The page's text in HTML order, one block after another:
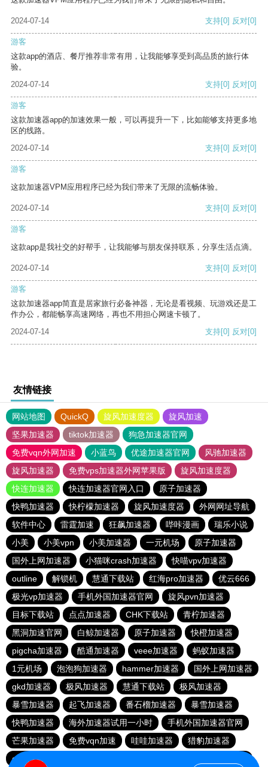
2024-07-14 支持[0] 反对[0]
游客
这款app的酒店、餐厅推荐非常有用，让我能够享受到高品质的旅行体
验。
2024-07-14
支持[0] 反对[0]
游客
这款加速器app的加速效果一般，可以再提升一下，比如能够支持更多地
区的线路。
2024-07-14
支持[0] 反对[0]
游客
这款加速器VPM应用程序已经为我们带来了无限的流畅体验。
2024-07-14 支持[0] 反对[0]
游客
这款app是我社交的好帮手，让我能够与朋友保持联系，分享生活点滴。
2024-07-14 支持[0] 反对[0]
游客
这款加速器app简直是居家旅行必备神器，无论是看视频、玩游戏还是工
作办公，都能畅享高速网络，再也不用担心网速卡顿了。
2024-07-14
支持[0] 反对[0]
友情链接
网站地图 QuickQ 旋风加速度器
旋风加速
坚果加速器
tiktok加速器
狗急加速器官网
免费vqn外网加速
小蓝鸟 优途加速器官网
风驰加速器
旋风加速器
免费vps加速器外网苹果版
旋风加速度器
快连加速器
快连加速器官网入口
原子加速器
快鸭加速器
快柠檬加速器 旋风加速度器
外网网址导航
软件中心
雷霆加速 狂飙加速器 哔咔漫画
瑞乐小说
小美
小美vpn 小美加速器 一元机场
原子加速器
国外上网加速器
小猫咪crash加速器
快喵vpv加速器
outline
解锁机 慧通下载站 红海pro加速器
优云666
极光vp加速器
手机外国加速器官网
旋风pvn加速器
目标下载站
点点加速器 CHK下载站
青柠加速器
黑洞加速官网
白鲸加速器 原子加速器
快橙加速器
pigcha加速器
酷通加速器 veee加速器
蚂蚁加速器
1元机场
泡泡狗加速器 hammer加速器
国外上网加速器
gkd加速器
极风加速器 慧通下载站
极风加速器
暴雪加速器
起飞加速器 番石榴加速器
暴雪加速器
快鸭加速器
海外加速器试用一小时
手机外国加速器官网
芒果加速器
免费vqn加速 哇哇加速器
猎豹加速器
gkd加速器